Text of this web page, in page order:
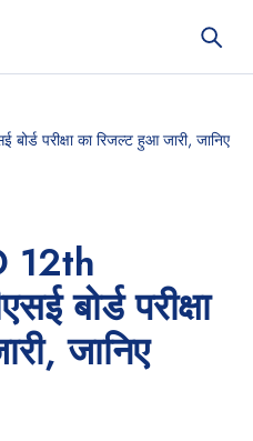
परीक्षा का रिजल्ट हुआ जारी, जानिए
12th
बोर्ड परीक्षा
जानिए